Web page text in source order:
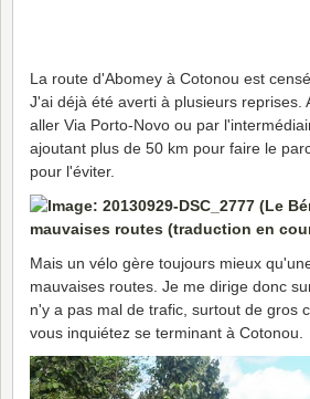
La route d'Abomey à Cotonou est
J'ai déjà été averti à plusieurs reprises.
aller Via Porto-Novo ou par
ajoutant plus de 50 km pour faire le
pour l'éviter.
Mais un vélo gère toujours mieux
mauvaises routes. Je me dirige donc
n'y a pas mal de trafic, surtout de gros
vous inquiétez se terminant à Cotonou.